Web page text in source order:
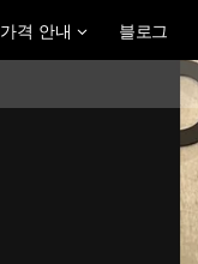
가격 안내 블로그